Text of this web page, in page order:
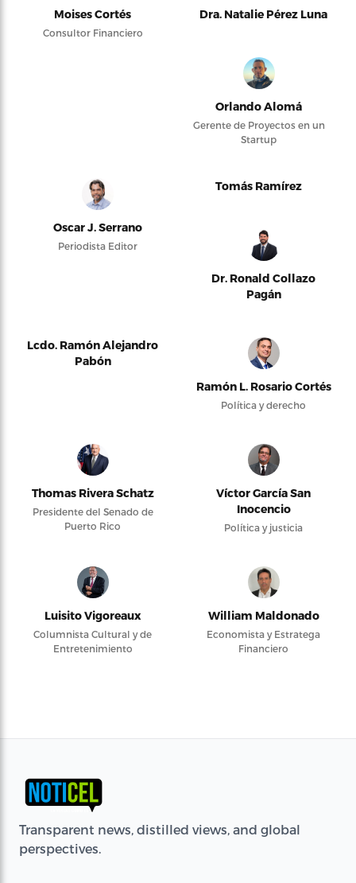
Moises Cortés
Consultor Financiero
Dra. Natalie Pérez Luna
Orlando Alomá
Gerente de Proyectos en un
Startup
Oscar J. Serrano
Periodista Editor
Tomás Ramírez
Dr. Ronald Collazo
Pagán
Lcdo. Ramón Alejandro
Pabón
Ramón L. Rosario Cortés
Política y derecho
Thomas Rivera Schatz
Presidente del Senado de
Puerto Rico
Víctor García San
Inocencio
Política y justicia
Luisito Vigoreaux
Columnista Cultural y de
Entretenimiento
William Maldonado
Economista y Estratega
Financiero
Transparent news, distilled views, and global
perspectives.